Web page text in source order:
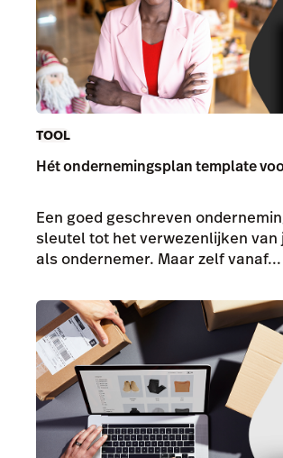
TOOL
Hét ondernemingsplan template
Een goed geschreven
sleutel tot het verwezenlijken van
als ondernemer. Maar zelf vanaf...